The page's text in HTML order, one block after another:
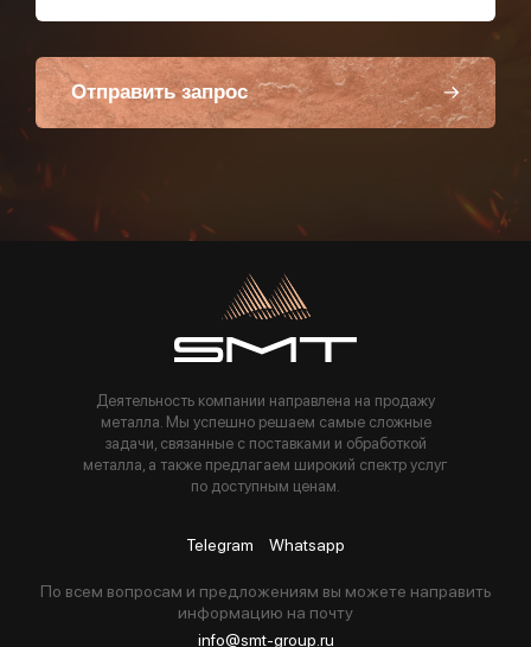
Отправить запрос
Пользуясь данной формой вы соглашаетесь с политикой компании
Деятельность компании направлена на продажу
металла. Мы успешно решаем самые сложные
задачи, связанные с поставками и обработкой
металла, а также предлагаем широкий спектр услуг
по доступным ценам.
Telegram Whatsapp
По всем вопросам и предложениям вы можете направить
информацию на почту
info@smt-group.ru